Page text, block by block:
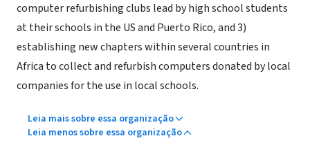
computer refurbishing clubs lead by high school students
at their schools in the US and Puerto Rico, and 3)
establishing new chapters within several countries in
Africa to collect and refurbish computers donated by local
companies for the use in local schools.
Leia mais sobre essa organização
Leia menos sobre essa organização